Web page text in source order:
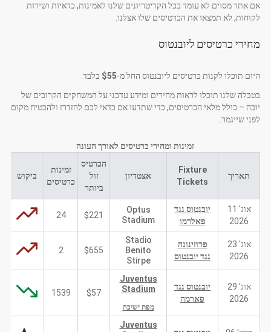
אם אתר מסוים לא עומד בכל הקריטריונים שלנו לאמינות, כדאיות ושירות
לקוחות, לא תמצאו את הכרטיסים שלו אצלנו.
מחירי כרטיסים ליובנטוס
היום תוכלו לקנות כרטיסים ליובנטוס החל מ-$55 בלבד.
בטבלה שלנו תוכלו לראות מחירים ומידע עדכני על המשחקים הקרובים של
יובה – כולל מלאי הכרטיסים, כדי שתדעו אם כדאי לכם להזדרז ולהבטיח מקום
לפני שייגמר.
זמינות ומחירי כרטיסים לאורך העונה
תאריך
Fixture
Tickets
אצטדיון
הכרטיס
זול
ביותר
זמינות
כרטיסים
ביקוש
אוג' 11
2026
יובנטוס נגד
פאלרמו
Optus
Stadium
$221
24
אוג' 23
2026
פרוזינונה
נגד יובנטוס
Stadio
Benito
Stirpe
$655
2
אוג' 29
2026
יובנטוס נגד
פארמה
Juventus
Stadium
מפת ישיבה
$57
1539
Juventus